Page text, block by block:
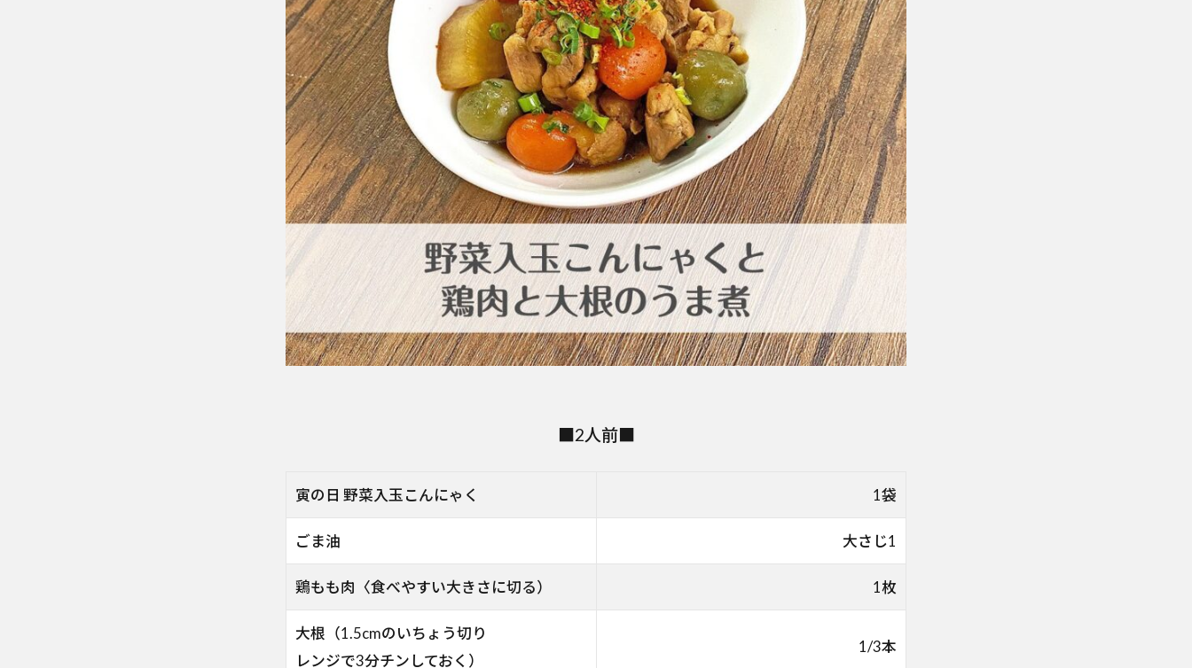
■2人前■
寅の日 野菜入玉こんにゃく 1袋
ごま油 大さじ1
鶏もも肉〈食べやすい大きさに切る） 1枚
大根（1.5cmのいちょう切り
レンジで3分チンしておく）
1/3本